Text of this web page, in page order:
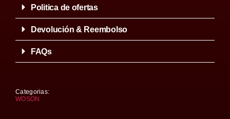
Politica de ofertas
Devolución & Reembolso
FAQs
Categorias:
WOSON